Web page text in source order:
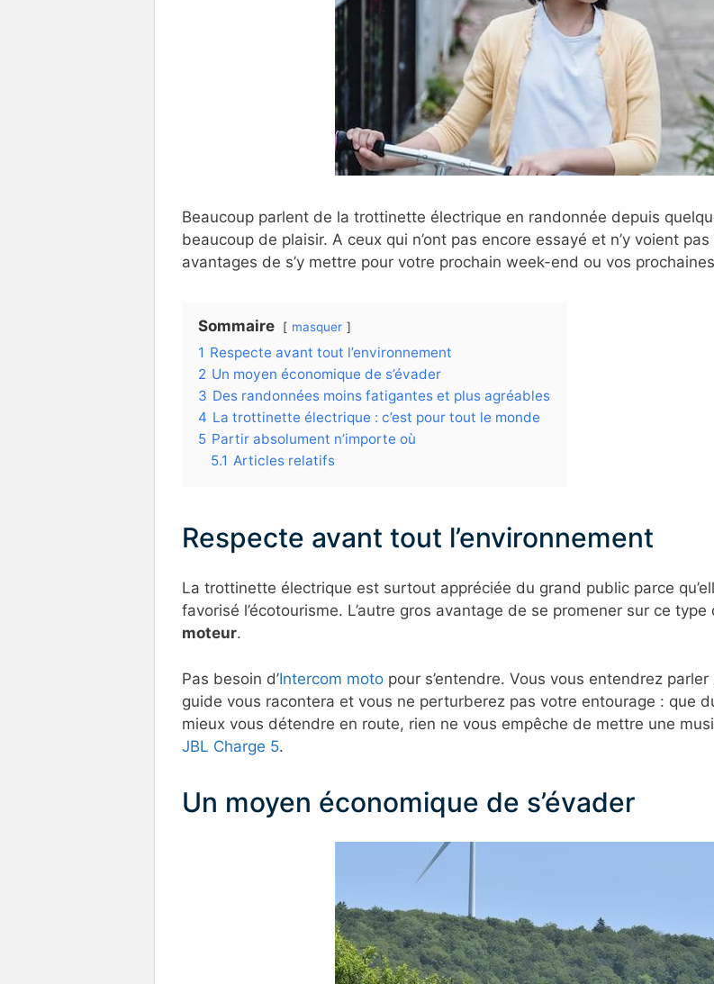
Beaucoup parlent de la trottinette électrique en randonnée depuis
beaucoup de plaisir. A ceux qui n’ont pas encore essayé et n’y voient
avantages de s’y mettre pour votre prochain week-end ou vos
Sommaire masquer
1 Respecte avant tout l’environnement
2 Un moyen économique de s’évader
3 Des randonnées moins fatigantes et plus agréables
4 La trottinette électrique : c’est pour tout le monde
5 Partir absolument n’importe où
5.1 Articles relatifs
Respecte avant tout l’environnement
La trottinette électrique est surtout appréciée du grand public parce
favorisé l’écotourisme. L’autre gros avantage de se promener sur ce type
moteur.
Pas besoin d’Intercom moto pour s’entendre. Vous vous entendrez
guide vous racontera et vous ne perturberez pas votre entourage : que
mieux vous détendre en route, rien ne vous empêche de mettre une
JBL Charge 5.
Un moyen économique de s’évader